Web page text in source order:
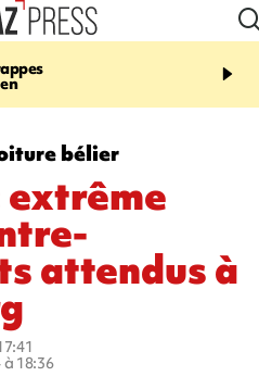
17:14
Quatre
européennes pour les
bélier
attendus à
18:36